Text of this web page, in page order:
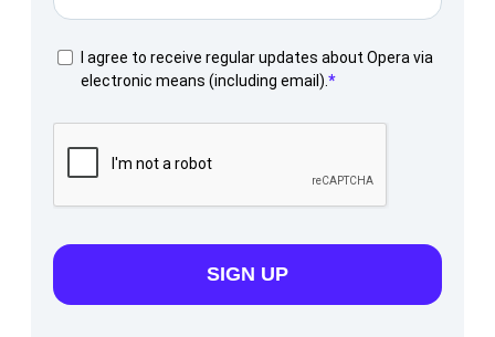
I agree to receive regular updates about Opera via
electronic means (including email).
SIGN UP